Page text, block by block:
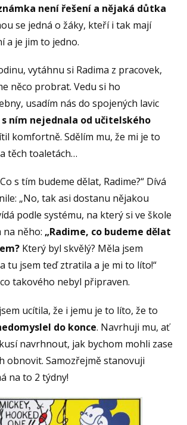
není řešení a nějaká důtka
se jedná o žáky, kteří i tak mají
a je jim to jedno.
vytáhnu si Radima z pracovek,
něco probrat. Vedu si ho
usadím nás do spojených lavic
s ním nejednala od učitelského
komfortně. Sdělím mu, že mi je to
těch toaletách…
s tím budeme dělat, Radime?“ Dívá
„No, tak asi dostanu nějakou
podle systému, na který si ve škole
na něho: „Radime, co budeme dělat
Který byl skvělý? Měla jsem
tu jsem teď ztratila a je mi to líto!“
takového nebyl připraven.
ucítila, že i jemu je to líto, že to
do konce. Navrhuji mu, ať
navrhnout, jak bychom mohli zase
obnovit. Samozřejmě stanovuji
na to 2 týdny!